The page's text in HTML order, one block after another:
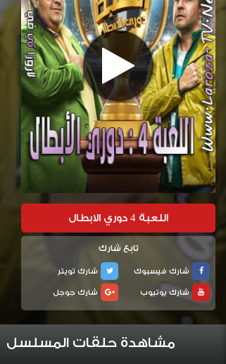
اللعبة 4 دوري الابطال
تابع شارك
شارك فيسبوك
شارك تويتر
شارك يوتيوب
شارك جوجل
مشاهدة حلقات المسلسل